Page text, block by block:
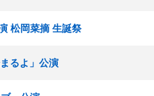
松岡菜摘 生誕祭
るよ」公演